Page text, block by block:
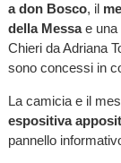
a don Bosco, il
della Messae una
Chieri da Adriana
sono concessi in
La camicia e il
espositiva
pannello